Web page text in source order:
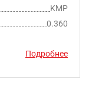
KMP
0.360
Подробнее